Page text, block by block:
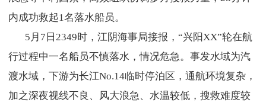
内成功救起1名落水船员。
5月7日2349时，江阴海事局接报，“兴阳XX”轮在航
行过程中一名船员不慎落水，情况危急。事发水域为汽
渡水域，下游为长江No.14临时停泊区，通航环境复杂，
加之深夜视线不良、风大浪急、水温较低，搜救难度较